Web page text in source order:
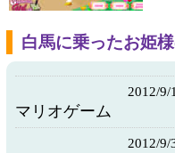
白馬に乗ったお姫
2012/9/
マリオゲーム
2012/9/